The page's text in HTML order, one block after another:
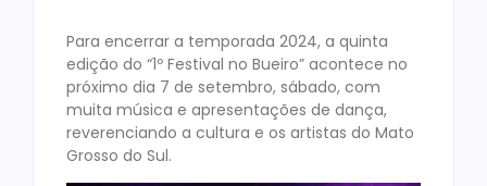
Para encerrar a temporada 2024, a quinta
edição do “1º Festival no Bueiro” acontece no
próximo dia 7 de setembro, sábado, com
muita música e apresentações de dança,
reverenciando a cultura e os artistas do Mato
Grosso do Sul.